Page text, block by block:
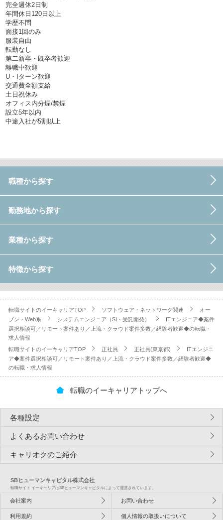
完全週休2日制
年間休日120日以上
学歴不問
面接1回のみ
服装自由
転勤なし
第二新卒・既卒者歓迎
離職中歓迎
U・Iターン歓迎
交通費全額支給
土日祝休み
オフィス内分煙/禁煙
設立5年以内
中途入社が5割以上
職種から探す
勤務地から探す
業種から探す
特徴から探す
転職サイトのイーキャリアTOP ソフトウェア・ネットワーク関連
オー
プン・Web系
システムエンジニア（SI・受託開発）
ITエンジニア◆案件
選択相談可／リモート案件あり／上流・クラウド案件多数／経験者歓迎◆の転職・
求人情報
転職サイトのイーキャリアTOP
正社員 正社員(東京都)
ITエンジニ
ア◆案件選択相談可／リモート案件あり／上流・クラウド案件多数／経験者歓迎◆
の転職・求人情報
転職のイーキャリアトップへ
各種設定
よくあるお問い合わせ
キャリオクのご紹介
SBヒューマンキャピタル株式会社
転職サイト イーキャリアはSBヒューマンキャピタルによって運営されています。
会社案内 お問い合わせ
利用規約 個人情報の取扱いについて